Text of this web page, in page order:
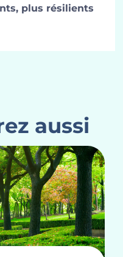
plus résilients
aussi